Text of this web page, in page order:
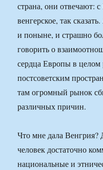
страна, они отвечают:
венгерское, так
и поныне, и страшно
говорить о
сердца Европы в
постсоветским
там огромный рынок
различных причин.
Что мне дала Венгрия?
человек достаточно
национальные и